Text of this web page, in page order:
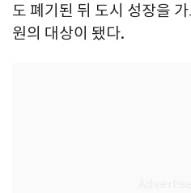
도 폐기된 뒤 도시 성장을
원의 대상이 됐다.